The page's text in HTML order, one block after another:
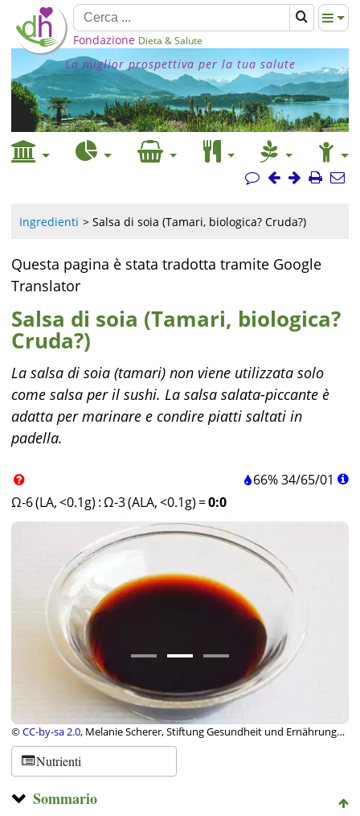
Fondazione Dieta & Salute
La miglior prospettiva per la tua salute
Ingredienti Salsa di soia (Tamari, biologica? Cruda?)
Questa pagina è stata tradotta tramite Google
Translator
Salsa di soia (Tamari, biologica?
Cruda?)
La salsa di soia (tamari) non viene utilizzata solo
come salsa per il sushi. La salsa salata-piccante è
adatta per marinare e condire piatti saltati in
padella.
66%34/65/01
Ω-6 (LA, <0.1g) :Ω-3 (ALA, <0.1g) =0:0
©CC-by-sa 2.0, Melanie Scherer, Stiftung Gesundheit und Ernährung
Schweiz
Nutrienti
Sommario